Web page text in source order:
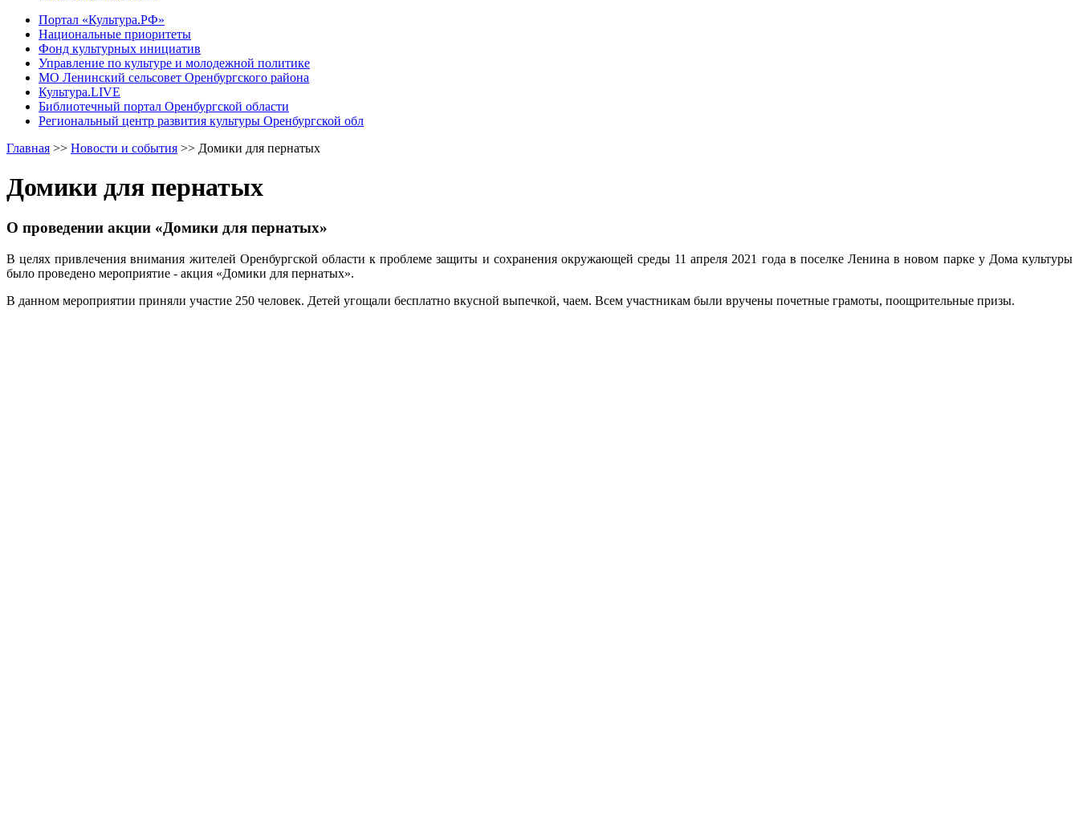
Портал «Культура.РФ»
Национальные приоритеты
Фонд культурных инициатив
Управление по культуре и молодежной политике
МО Ленинский сельсовет Оренбургского района
Культура.LIVE
Библиотечный портал Оренбургской области
Региональный центр развития культуры Оренбургской обл
Главная >> Новости и события >> Домики для пернатых
Домики для пернатых
О проведении акции «Домики для пернатых»
В целях привлечения внимания жителей Оренбургской области к проблеме защиты и сохранения окружающей среды 11 апреля 2021 года в поселке Ленина в новом парке у Дома культуры
было проведено мероприятие - акция «Домики для пернатых».
В данном мероприятии приняли участие 250 человек. Детей угощали бесплатно вкусной выпечкой, чаем. Всем участникам были вручены почетные грамоты, поощрительные призы.